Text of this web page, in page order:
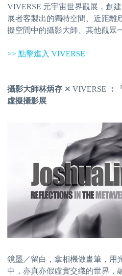
VIVERSE 元宇宙世界觀展，創
展者客製出的獨特空間、近距離
擬空間中的攝影大師、其他觀眾
>> 點擊進入 VIVERSE
攝影大師林炳存 ✕ VIVERSE
：
虛擬攝影展
鏡墨／留白，拿相機做畫筆，用
中，亦真亦假虛實交織的世界，